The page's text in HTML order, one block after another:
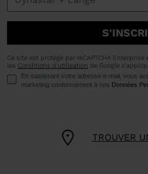
TROUVER
Ce site est protégé par reCAPTCHA Enterprise
les Conditions d'utilisation de Google
En saisissant votre adresse e-mail, vous
marketing conformément à nos Données